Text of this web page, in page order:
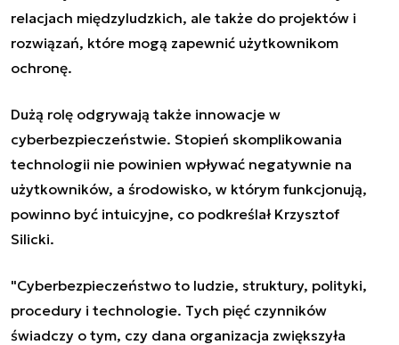
relacjach międzyludzkich, ale także do projektów i
rozwiązań, które mogą zapewnić użytkownikom
ochronę.
Dużą rolę odgrywają także innowacje w
cyberbezpieczeństwie. Stopień skomplikowania
technologii nie powinien wpływać negatywnie na
użytkowników, a środowisko, w którym funkcjonują,
powinno być intuicyjne, co podkreślał Krzysztof
Silicki.
"Cyberbezpieczeństwo to ludzie, struktury, polityki,
procedury i technologie. Tych pięć czynników
świadczy o tym, czy dana organizacja zwiększyła